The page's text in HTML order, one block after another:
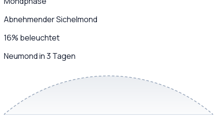
Abnehmender Sichelmond
16% beleuchtet
Neumond in 3 Tagen